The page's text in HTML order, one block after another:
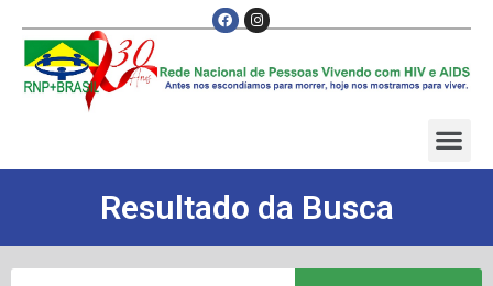
Resultado da Busca